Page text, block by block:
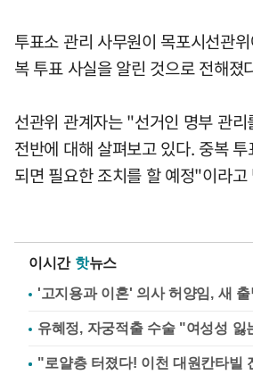
투표소 관리 사무원이 목포시선관
복 투표 사실을 알린 것으로 전해졌
선관위 관계자는 "선거인 명부 관
전반에 대해 살펴보고 있다. 중복
되면 필요한 조치를 할 예정"이라고
이시간 핫뉴스
'고지용과 이혼' 의사 허양임, 새
유혜정, 자궁적출 수술 "여성성